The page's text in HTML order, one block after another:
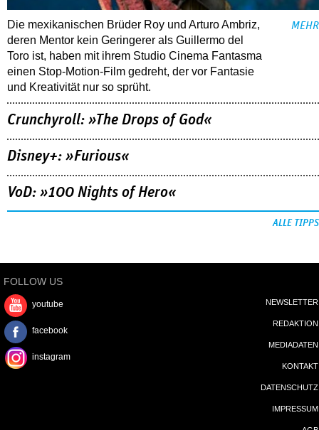
Die mexikanischen Brüder Roy und Arturo Ambriz,
deren Mentor kein Geringerer als Guillermo del
Toro ist, haben mit ihrem Studio Cinema Fantasma
einen Stop-Motion-Film gedreht, der vor Fantasie
und Kreativität nur so sprüht.
MEHR
Crunchyroll: »The Drops of God«
Disney+: »Furious«
VoD: »100 Nights of Hero«
ALLE TIPPS
FOLLOW US
youtube
facebook
instagram
NEWSLETTER
REDAKTION
MEDIADATEN
KONTAKT
DATENSCHUTZ
IMPRESSUM